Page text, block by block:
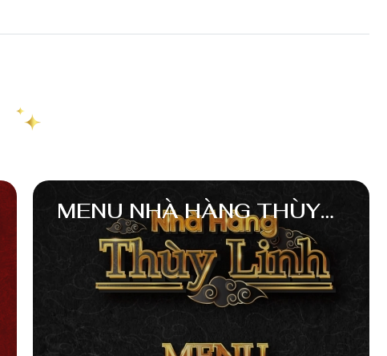
MENU NHÀ HÀNG THÙY
LINH